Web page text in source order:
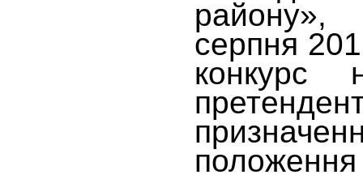
серпня
конкурс
положення